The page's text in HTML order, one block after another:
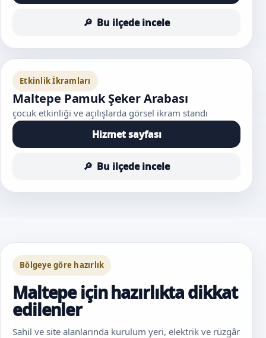
Bu ilçede incele
Etkinlik İkramları
Maltepe Pamuk Şeker Arabası
çocuk etkinliği ve açılışlarda görsel ikram standı
Hizmet sayfası
Bu ilçede incele
Bölgeye göre hazırlık
Maltepe için hazırlıkta dikkat
edilenler
Sahil ve site alanlarında kurulum yeri, elektrik ve rüzgâr